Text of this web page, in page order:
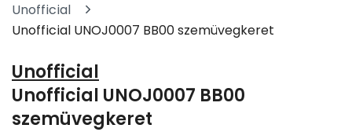
Unofficial
Unofficial UNOJ0007 BB00 szemüvegkeret
Unofficial
Unofficial UNOJ0007 BB00
szemüvegkeret